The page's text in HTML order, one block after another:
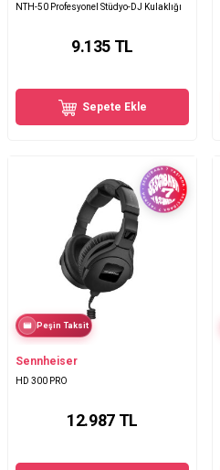
NTH-50 Profesyonel Stüdyo-DJ Kulaklığı
9.135 TL
Sepete Ekle
Peşin Taksit
Sennheiser
HD 300 PRO
12.987TL